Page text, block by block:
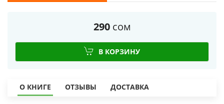
290 сом
В КОРЗИНУ
О КНИГЕ ОТЗЫВЫ ДОСТАВКА